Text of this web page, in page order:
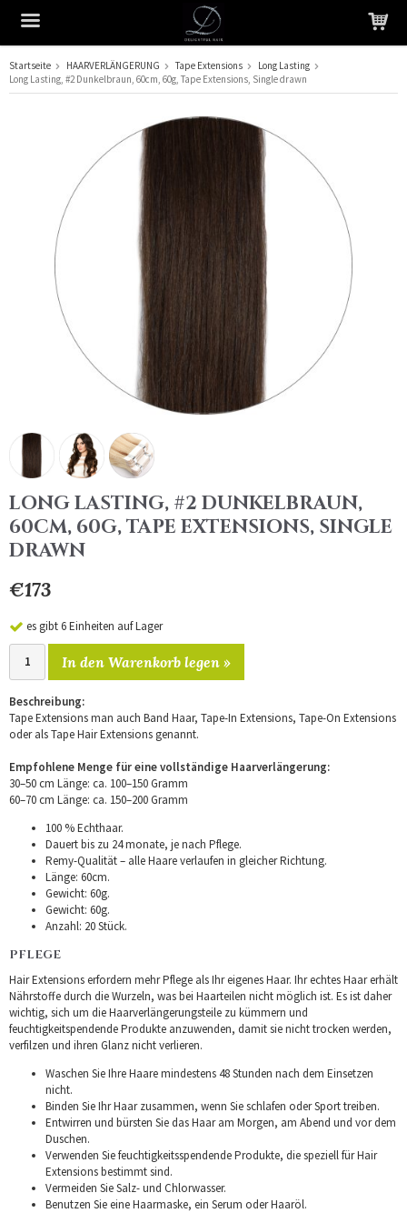
Das Produkt wurde in Ihren Warenkorb gelegt
Startseite HAARVERLÄNGERUNG Tape Extensions
Long Lasting
Long Lasting, #2 Dunkelbraun, 60cm, 60g, Tape Extensions, Single drawn
LONG LASTING, #2 DUNKELBRAUN,
60CM, 60G, TAPE EXTENSIONS, SINGLE
DRAWN
€173
es gibt 6 Einheiten auf Lager
In den Warenkorb legen »
Beschreibung:
Tape Extensions man auch Band Haar, Tape-In Extensions, Tape-On Extensions
oder als Tape Hair Extensions genannt.
Empfohlene Menge für eine vollständige Haarverlängerung:
30–50 cm Länge: ca. 100–150 Gramm
60–70 cm Länge: ca. 150–200 Gramm
100 % Echthaar.
Dauert bis zu 24 monate, je nach Pflege.
Remy-Qualität – alle Haare verlaufen in gleicher Richtung.
Länge: 60cm.
Gewicht: 60g.
Gewicht: 60g.
Anzahl: 20 Stück.
PFLEGE
Hair Extensions erfordern mehr Pflege als Ihr eigenes Haar. Ihr echtes Haar erhält
Nährstoffe durch die Wurzeln, was bei Haarteilen nicht möglich ist. Es ist daher
wichtig, sich um die Haarverlängerungsteile zu kümmern und
feuchtigkeitspendende Produkte anzuwenden, damit sie nicht trocken werden,
verfilzen und ihren Glanz nicht verlieren.
Waschen Sie Ihre Haare mindestens 48 Stunden nach dem Einsetzen
nicht.
Binden Sie Ihr Haar zusammen, wenn Sie schlafen oder Sport treiben.
Entwirren und bürsten Sie das Haar am Morgen, am Abend und vor dem
Duschen.
Verwenden Sie feuchtigkeitsspendende Produkte, die speziell für Hair
Extensions bestimmt sind.
Vermeiden Sie Salz- und Chlorwasser.
Benutzen Sie eine Haarmaske, ein Serum oder Haaröl.